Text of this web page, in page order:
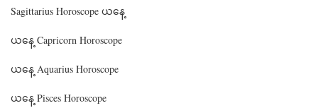
Sagittarius Horoscope ယနေ့
ယနေ့ Capricorn Horoscope
ယနေ့ Aquarius Horoscope
ယနေ့ Pisces Horoscope